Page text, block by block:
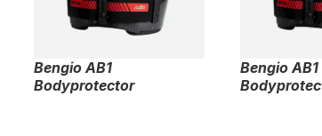
Bengio AB1
Bodyprotector
Bengio